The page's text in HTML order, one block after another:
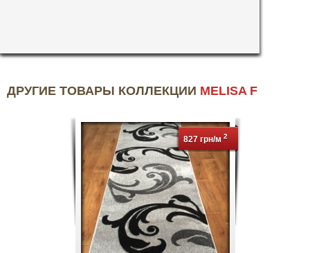
ДРУГИЕ ТОВАРЫ КОЛЛЕКЦИИ MELISA F
827 грн/м 2